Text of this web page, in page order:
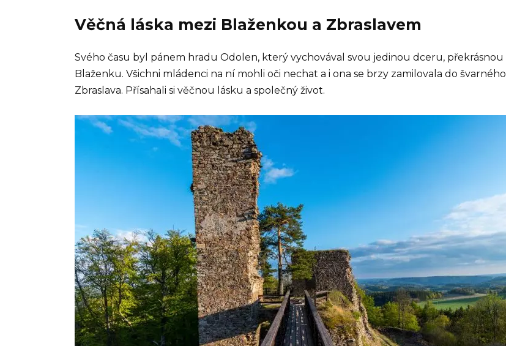
Věčná láska mezi Blaženkou a Zbraslavem
Svého času byl pánem hradu Odolen, který vychovával svou jedinou dceru, překrásnou
Blaženku. Všichni mládenci na ní mohli oči nechat a i ona se brzy zamilovala do švarného
Zbraslava. Přísahali si věčnou lásku a společný život.